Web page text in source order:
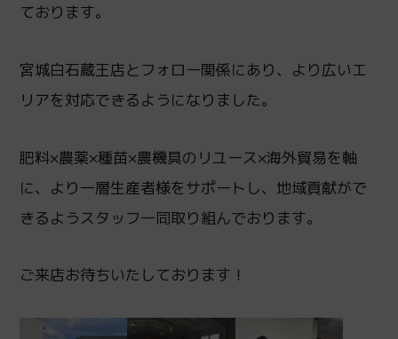
ております。
宮城白石蔵王店とフォロー関係にあり、より広いエ
リアを対応できるようになりました。
肥料×農薬×種苗×農機具のリユース×海外貿易を軸
に、より一層生産者様をサポートし、地域貢献がで
きるようスタッフ一同取り組んでおります。
ご来店お待ちいたしております！